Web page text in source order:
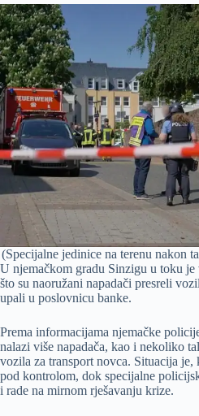
(Specijalne jedinice na terenu nakon
U njemačkom gradu Sinzigu u toku
što su naoružani napadači presreli
upali u poslovnicu banke.
Prema informacijama njemačke
nalazi više napadača, kao i nekoliko
vozila za transport novca. Situacija
pod kontrolom, dok specijalne
i rade na mirnom rješavanju krize.